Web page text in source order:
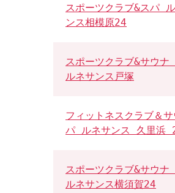
スポーツクラブ&スパ
ンス相模原24
スポーツクラブ&サウナ
ルネサンス戸塚
フィットネスクラブ＆サ
パ ルネサンス 久里浜
スポーツクラブ&サウナ
ルネサンス横須賀24